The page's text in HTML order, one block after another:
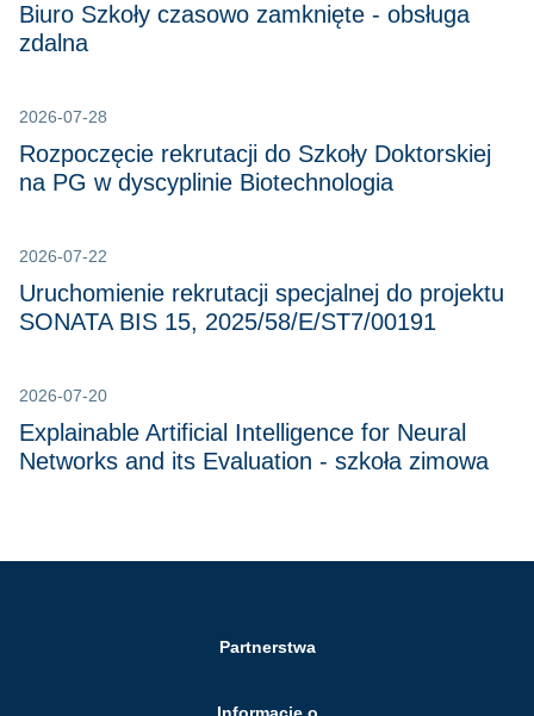
Biuro Szkoły czasowo zamknięte - obsługa
zdalna
2026-07-28
Rozpoczęcie rekrutacji do Szkoły Doktorskiej
na PG w dyscyplinie Biotechnologia
2026-07-22
Uruchomienie rekrutacji specjalnej do projektu
SONATA BIS 15, 2025/58/E/ST7/00191
2026-07-20
Explainable Artificial Intelligence for Neural
Networks and its Evaluation - szkoła zimowa
Partnerstwa